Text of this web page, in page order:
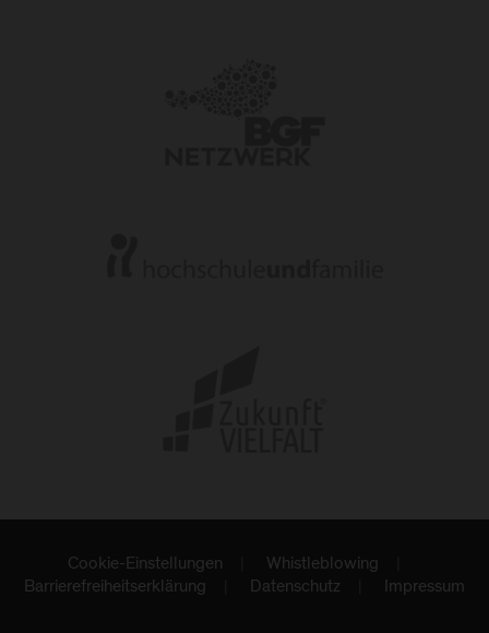
Cookie-Einstellungen
Whistleblowing
Barrierefreiheitserklärung
Datenschutz Impressum